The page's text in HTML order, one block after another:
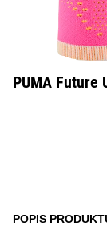
PUMA Future
POPIS